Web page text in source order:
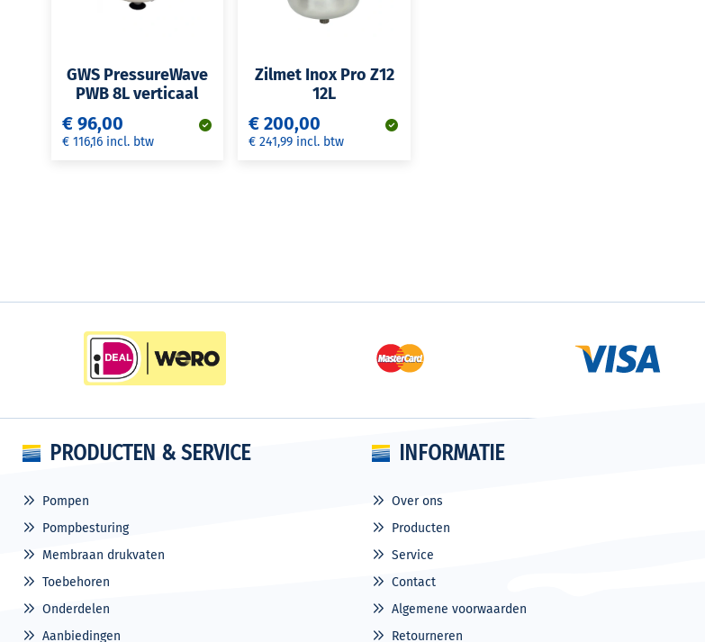
GWS PressureWave
PWB 8L verticaal
€ 96,00
€ 116,16 incl. btw
Zilmet Inox Pro Z12
12L
€ 200,00
€ 241,99 incl. btw
PRODUCTEN & SERVICE
Pompen
Pompbesturing
Membraan drukvaten
Toebehoren
Onderdelen
Aanbiedingen
INFORMATIE
Over ons
Producten
Service
Contact
Algemene voorwaarden
Retourneren